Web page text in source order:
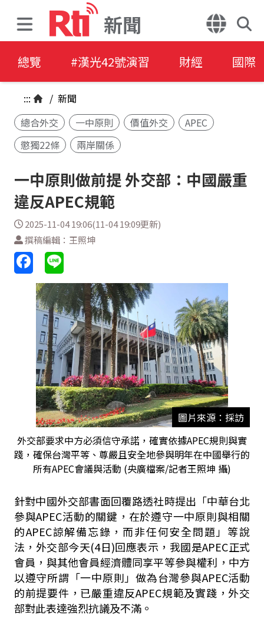
新聞
總覽 #漢光42號演習 財經 國際
::: / 新聞
總合外交
一中原則 價值外交
APEC
懲獨22條
兩岸關係
一中原則做前提 外交部：中國嚴重
違反APEC規範
2025-11-04 19:06(11-04 19:09更新)
撰稿編輯：王照坤
圖片來源：採訪
外交部要求中方必須信守承諾，確實依據APEC規則與實
踐，確保台灣平等、尊嚴且安全地參與明年在中國舉行的
所有APEC會議與活動 (央廣檔案/記者王照坤 攝)
針對中國外交部書面回覆路透社時提出「中華台北
參與APEC活動的關鍵，在於遵守一中原則與相關
的APEC諒解備忘錄，而非任何安全問題」等說
法，外交部今天(4日)回應表示，我國是APEC正式
會員，與其他會員經濟體同享平等參與權利，中方
以遵守所謂「一中原則」做為台灣參與APEC活動
的前提要件，已嚴重違反APEC規範及實踐，外交
部對此表達強烈抗議及不滿。